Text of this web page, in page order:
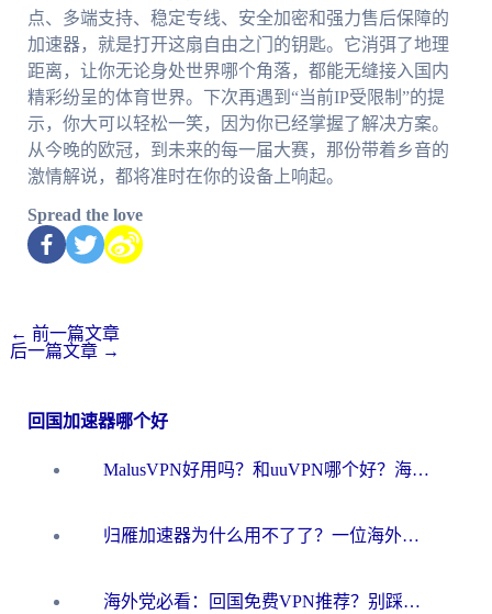
点、多端支持、稳定专线、安全加密和强力售后保障的
加速器，就是打开这扇自由之门的钥匙。它消弭了地理
距离，让你无论身处世界哪个角落，都能无缝接入国内
精彩纷呈的体育世界。下次再遇到“当前IP受限制”的提
示，你大可以轻松一笑，因为你已经掌握了解决方案。
从今晚的欧冠，到未来的每一届大赛，那份带着乡音的
激情解说，都将准时在你的设备上响起。
Spread the love
← 前一篇文章
后一篇文章 →
回国加速器哪个好
MalusVPN好用吗？和uuVPN哪个好？海外党无缝访问国内资源的真实对比与选择指南
归雁加速器为什么用不了了？一位海外游子的真实困惑与技术解答
海外党必看：回国免费VPN推荐？别踩坑！教你选对加速器无缝刷国内资源